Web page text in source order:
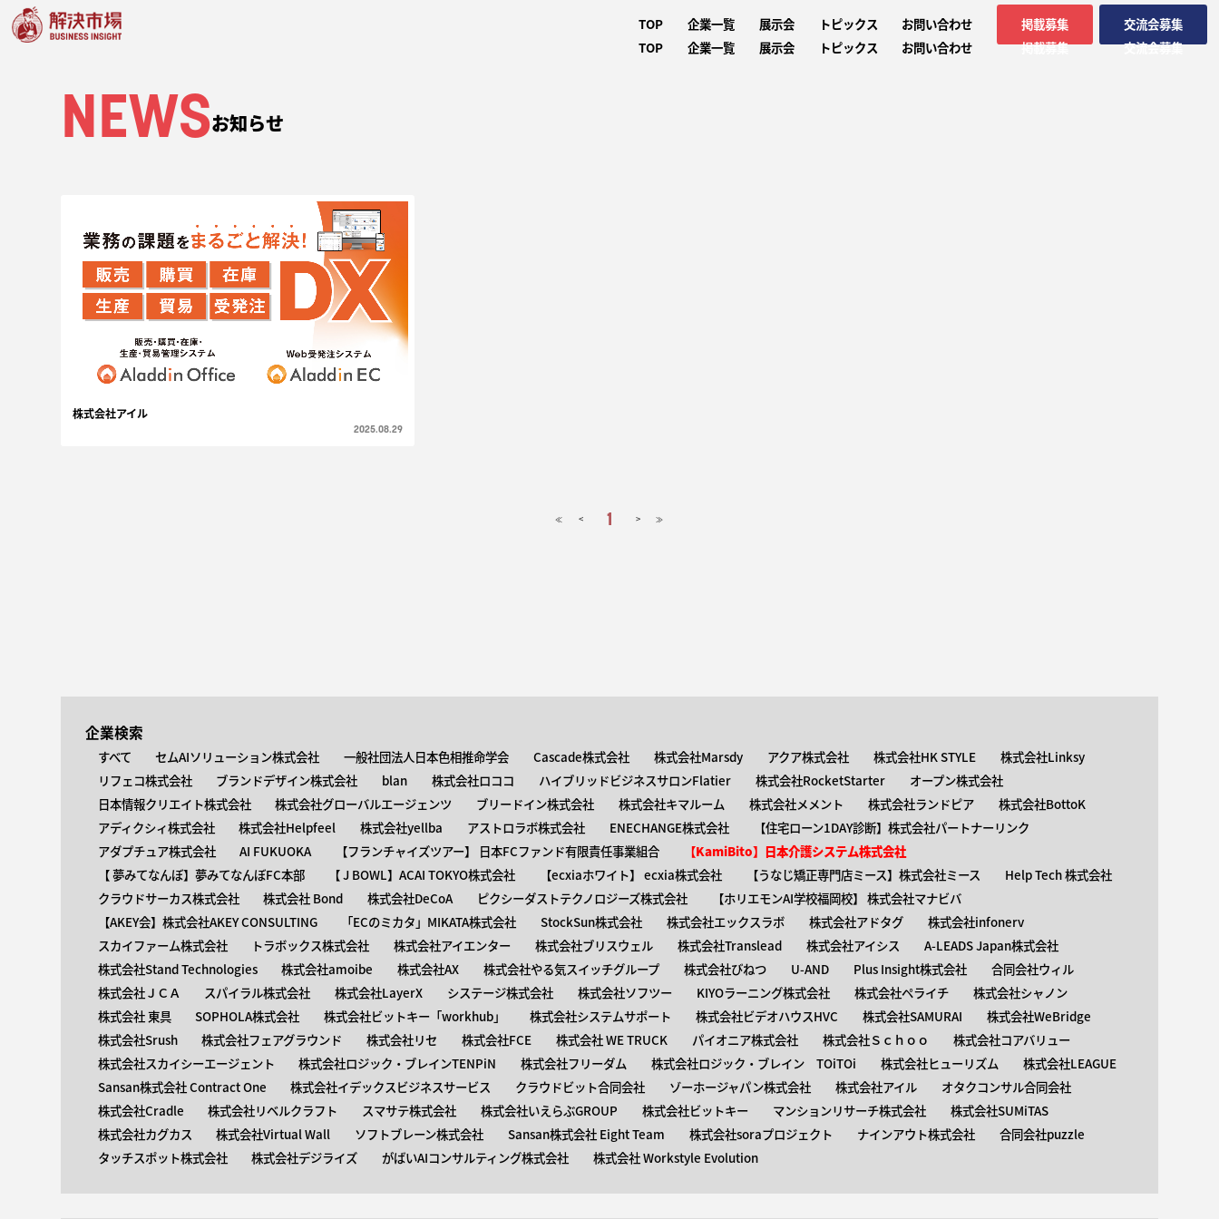
TOP
TOP
企業一覧
企業一覧
展示会
展示会
トピックス
トピックス
お問い合わせ
お問い合わせ
掲載募集
掲載募集
交流会募集
交流会募集
NEWSお知らせ
株式会社アイル
2025.08.29
≪ < 1 > ≫
企業検索
すべて セムAIソリューション株式会社 一般社団法人日本色相推命学会 Cascade株式会社 株式会社Marsdy アクア株式会社 株式会社HK STYLE
株式会社Linksy
リフェコ株式会社
ブランドデザイン株式会社 blan 株式会社ロココ ハイブリッドビジネスサロンFlatier 株式会社RocketStarter
オープン株式会社
日本情報クリエイト株式会社
株式会社グローバルエージェンツ ブリードイン株式会社 株式会社キマルーム 株式会社メメント 株式会社ランドピア
株式会社BottoK
アディクシィ株式会社
株式会社Helpfeel 株式会社yellba アストロラボ株式会社 ENECHANGE株式会社
【住宅ローン1DAY診断】株式会社パートナーリンク
アダプチュア株式会社
AI FUKUOKA 【​フランチャイズツアー】 日本FCファンド有限責任事業組合
【KamiBito​】日本介護システム株式会社
【 ​夢みてなんぼ】夢みてなんぼFC本部
【 ​J BOWL】ACAI TOKYO株式会社 【​ecxiaホワイト】 ecxia株式会社 【​うなじ矯正専門店ミース】株式会社ミース
Help Tech 株式会社
クラウドサーカス株式会社
株式会社 Bond 株式会社DeCoA ピクシーダストテクノロジーズ株式会社
【ホリエモンAI学校福岡校】 株式会社マナビバ
【AKEY会】株式会社AKEY CONSULTING
「ECのミカタ」MIKATA株式会社 StockSun株式会社 株式会社エックスラボ 株式会社アドタグ
株式会社infonerv
スカイファーム株式会社
トラボックス株式会社 株式会社アイエンター 株式会社ブリスウェル 株式会社Translead 株式会社アイシス
A-LEADS Japan株式会社
株式会社Stand Technologies
株式会社amoibe 株式会社AX 株式会社やる気スイッチグループ 株式会社びねつ U-AND Plus Insight株式会社
合同会社ウィル
株式会社ＪＣＡ
スパイラル株式会社 株式会社LayerX システージ株式会社 株式会社ソフツー KIYOラーニング株式会社 株式会社ペライチ
株式会社シャノン
株式会社 東具
SOPHOLA株式会社 株式会社ビットキー「workhub」 株式会社システムサポート 株式会社ビデオハウスHVC 株式会社SAMURAI
株式会社WeBridge
株式会社Srush
株式会社フェアグラウンド 株式会社リセ 株式会社FCE 株式会社 WE TRUCK パイオニア株式会社 株式会社Ｓｃｈｏｏ
株式会社コアバリュー
株式会社スカイシーエージェント
株式会社ロジック・ブレインTENPiN 株式会社フリーダム 株式会社ロジック・ブレイン TOiTOi 株式会社ヒューリズム
株式会社LEAGUE
Sansan株式会社 Contract One
株式会社イデックスビジネスサービス クラウドビット合同会社 ゾーホージャパン株式会社 株式会社アイル
オタクコンサル合同会社
株式会社Cradle
株式会社リベルクラフト スマサテ株式会社 株式会社いえらぶGROUP 株式会社ビットキー マンションリサーチ株式会社
株式会社SUMiTAS
株式会社カグカス
株式会社Virtual Wall ソフトブレーン株式会社 Sansan株式会社 Eight Team 株式会社soraプロジェクト ナインアウト株式会社
合同会社puzzle
タッチスポット株式会社
株式会社デジライズ がばいAIコンサルティング株式会社 株式会社 Workstyle Evolution